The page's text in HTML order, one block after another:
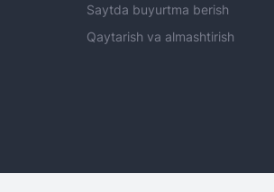
Saytda buyurtma berish
Qaytarish va almashtirish